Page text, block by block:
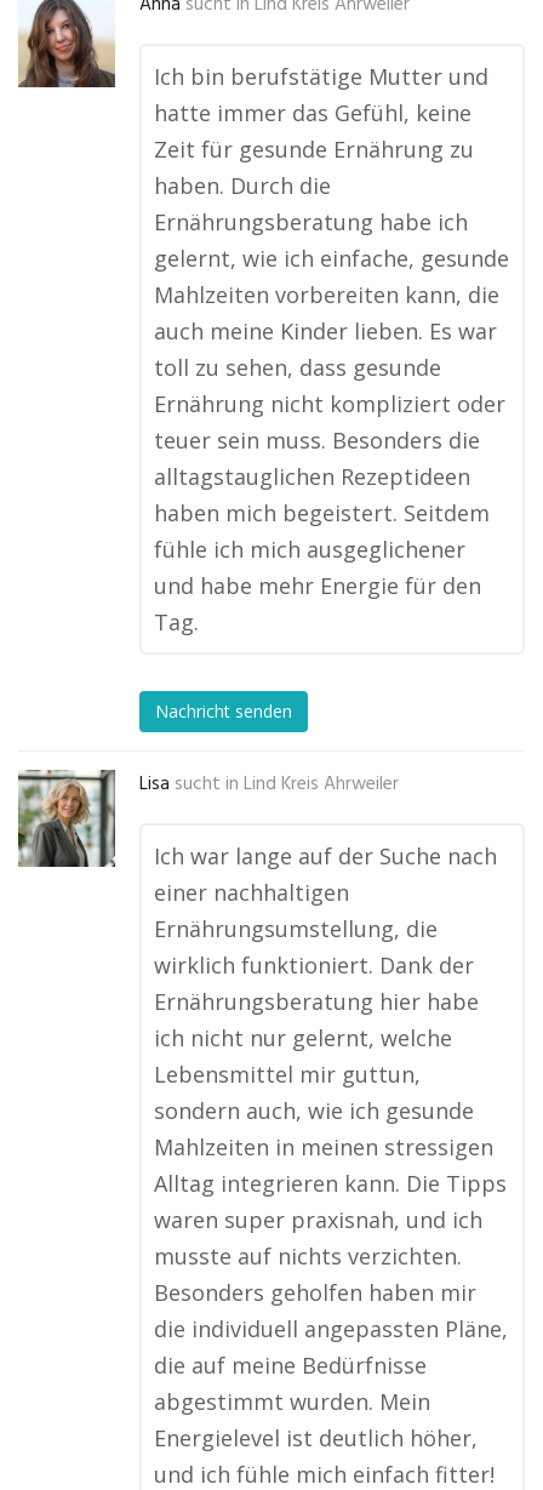
Ich bin berufstätige Mutter und
hatte immer das Gefühl, keine
Zeit für gesunde Ernährung zu
haben. Durch die
Ernährungsberatung habe ich
gelernt, wie ich einfache, gesunde
Mahlzeiten vorbereiten kann, die
auch meine Kinder lieben. Es war
toll zu sehen, dass gesunde
Ernährung nicht kompliziert oder
teuer sein muss. Besonders die
alltagstauglichen Rezeptideen
haben mich begeistert. Seitdem
fühle ich mich ausgeglichener
und habe mehr Energie für den
Tag.
Nachricht senden
Lisa sucht in Lind Kreis Ahrweiler
Ich war lange auf der Suche nach
einer nachhaltigen
Ernährungsumstellung, die
wirklich funktioniert. Dank der
Ernährungsberatung hier habe
ich nicht nur gelernt, welche
Lebensmittel mir guttun,
sondern auch, wie ich gesunde
Mahlzeiten in meinen stressigen
Alltag integrieren kann. Die Tipps
waren super praxisnah, und ich
musste auf nichts verzichten.
Besonders geholfen haben mir
die individuell angepassten Pläne,
die auf meine Bedürfnisse
abgestimmt wurden. Mein
Energielevel ist deutlich höher,
und ich fühle mich einfach fitter!